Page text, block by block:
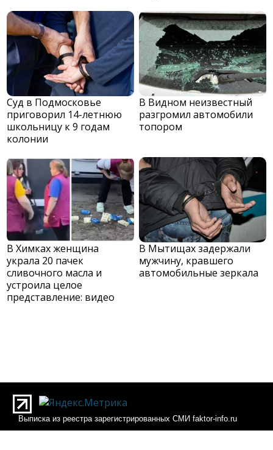
Суд в Подмосковье
приговорил 14-летнюю
школьницу к 9 годам
колонии
В Видном неизвестный
разгромил автомобили
топором
В Химках женщина
украла 20 пачек
сливочного масла и
устроила целое
представление: видео
В Мытищах задержали
мужчину, кравшего
автомобильные зеркала
Выписка из реестра зарегистрированных СМИ faktor-info.ru